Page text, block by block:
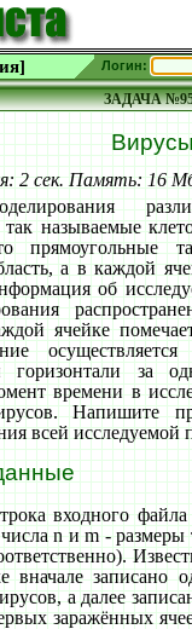
Логин:
ЗАДАЧА
2 сек. Память: 16
так называемые
прямоугольные
а в каждой
об
ячейке
горизонтали за
времени в
Напишите
всей исследуемой
входного
n и m - размеры
вначале записано
а далее
заражённых